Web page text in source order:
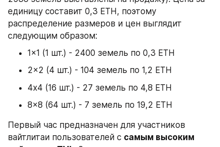
единицу составит 0,3 ETH, поэтому
распределение размеров и цен выглядит
следующим образом:
1x1 (1 шт.) - 2400 земель по 0,3 ETH
2x2 (4 шт.) - 104 земель по 1,2 ETH
4х4 (16 шт.) - 27 земель по 4,8 ETH
8x8 (64 шт.) - 7 земель по 19,2 ETH
Первый час предназначен для участников
вайтлитаи пользователей с самым высоким